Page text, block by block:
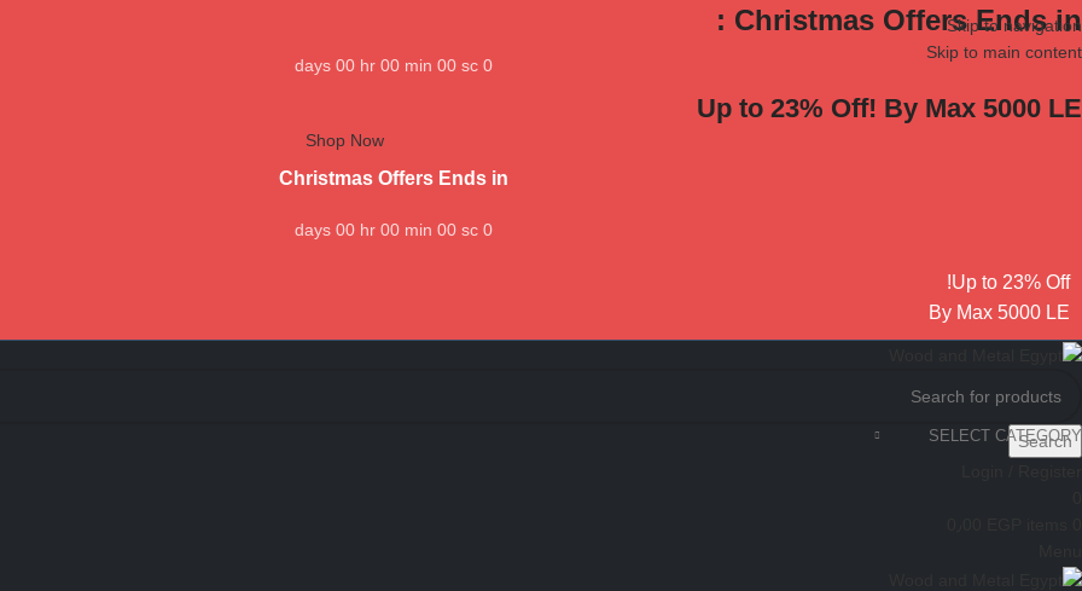
Skip to navigation
Skip to main content
Christmas Offers Ends in :
0
days 00 hr 00 min 00 sc
Up to 23% Off! By Max 5000 LE
Shop Now
Christmas Offers Ends in
0
days 00 hr 00 min 00 sc
Up to 23% Off!
By Max 5000 LE
SELECT CATEGORY
Search